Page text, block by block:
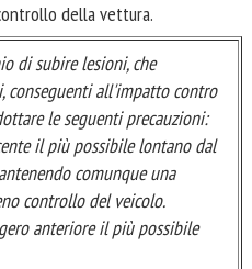
della vettura.
di subire lesioni, che
conseguenti all'impatto contro
le seguenti precauzioni:
il più possibile lontano dal
comunque una
controllo del veicolo.
anteriore il più possibile